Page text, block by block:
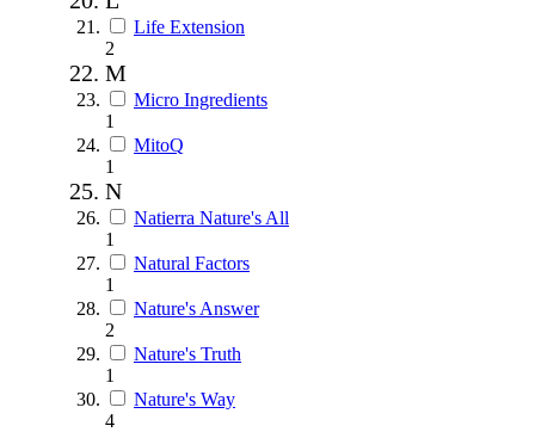
Life Extension
2
M
Micro Ingredients
1
MitoQ
1
N
Natierra Nature's All
1
Natural Factors
1
Nature's Answer
2
Nature's Truth
1
Nature's Way
4